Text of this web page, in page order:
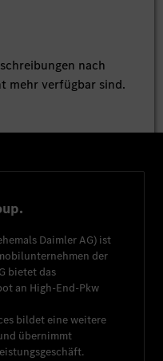
nach
mehr verfügbar sind.
Daimler AG) ist
der
bietet das
an High-End-Pkw
bildet eine weitere
übernimmt